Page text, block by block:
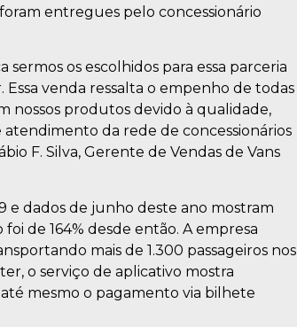
entregues pelo concessionário
os escolhidos para essa parceria
venda ressalta o empenho de todas
nossos produtos devido à qualidade,
da rede de concessionários
F. Silva, Gerente de Vendas de Vans
e dados de junho deste ano mostram
de 164% desde então. A empresa
mais de 1.300 passageiros nos
o serviço de aplicativo mostra
mesmo o pagamento via bilhete